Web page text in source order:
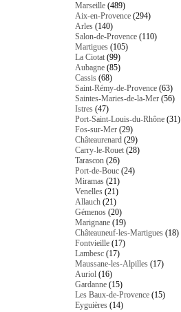
Marseille (489)
Aix-en-Provence (294)
Arles (140)
Salon-de-Provence (110)
Martigues (105)
La Ciotat (99)
Aubagne (85)
Cassis (68)
Saint-Rémy-de-Provence (63)
Saintes-Maries-de-la-Mer (56)
Istres (47)
Port-Saint-Louis-du-Rhône (31)
Fos-sur-Mer (29)
Châteaurenard (29)
Carry-le-Rouet (28)
Tarascon (26)
Port-de-Bouc (24)
Miramas (21)
Venelles (21)
Allauch (21)
Gémenos (20)
Marignane (19)
Châteauneuf-les-Martigues (18)
Fontvieille (17)
Lambesc (17)
Maussane-les-Alpilles (17)
Auriol (16)
Gardanne (15)
Les Baux-de-Provence (15)
Eyguières (14)